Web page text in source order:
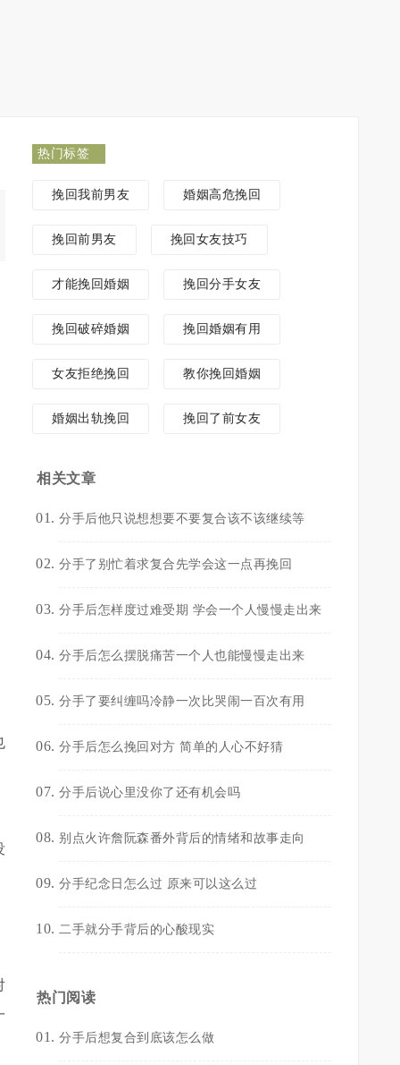
热门标签
挽回我前男友 婚姻高危挽回
挽回前男友 挽回女友技巧
才能挽回婚姻 挽回分手女友
挽回破碎婚姻 挽回婚姻有用
女友拒绝挽回 教你挽回婚姻
婚姻出轨挽回 挽回了前女友
相关文章
分手后他只说想想要不要复合该不该继续等
分手了别忙着求复合先学会这一点再挽回
分手后怎样度过难受期 学会一个人慢慢走出来
分手后怎么摆脱痛苦一个人也能慢慢走出来
分手了要纠缠吗冷静一次比哭闹一百次有用
分手后怎么挽回对方 简单的人心不好猜
分手后说心里没你了还有机会吗
别点火许詹阮森番外背后的情绪和故事走向
分手纪念日怎么过 原来可以这么过
二手就分手背后的心酸现实
热门阅读
分手后想复合到底该怎么做